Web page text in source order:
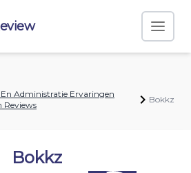
Administratie Ervaringen
Reviews
Bokkz
Bokkz